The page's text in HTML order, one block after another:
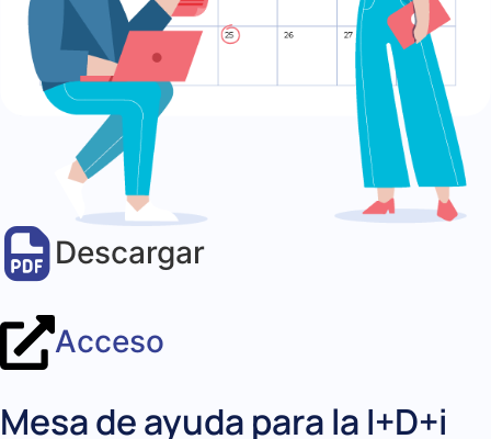
Descargar
Acceso
Mesa de ayuda para la I+D+i